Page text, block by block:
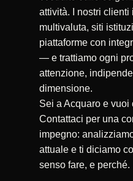
attività. I nostri
multivaluta, siti
piattaforme con
— e trattiamo ogni
attenzione,
dimensione.
Sei a Acquaro e
Contattaci per una
impegno:
attuale e ti diciamo
senso fare, e perché.